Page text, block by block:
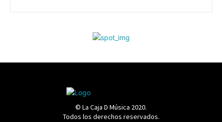
© La Caja D Música 2020.
Todos los derechos reservados.